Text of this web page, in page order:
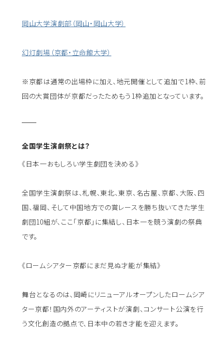
岡山大学演劇部（岡山・岡山大学）
幻灯劇場（京都・立命館大学）
※京都は通常の出場枠に加え、地元開催として追加で1枠、前
回の大賞団体が京都だったためもう1枠追加となっています。
全国学生演劇祭とは？
《日本一おもしろい学生劇団を決める》
全国学生演劇祭は、札幌、東北、東京、名古屋、京都、大阪、四
国、福岡、そして中国地方での賞レースを勝ち抜いてきた学生
劇団10組が、ここ「京都」に集結し、日本一を競う演劇の祭典
です。
《ロームシアター京都にまだ見ぬ才能が集結》
舞台となるのは、岡崎にリニューアルオープンしたロームシア
ター京都！国内外のアーティストが演劇、コンサート公演を行
う文化創造の拠点で、日本中の若き才能を迎えます。